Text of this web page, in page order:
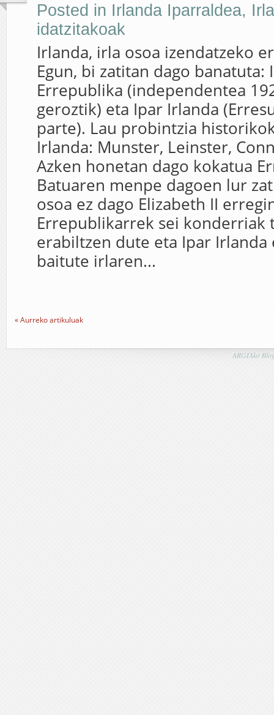
Posted in Irlanda Iparraldea,
idatzitakoak
Irlanda, irla osoa izendatzeko
Egun, bi zatitan dago banatuta:
Errepublika (independentea
geroztik) eta Ipar Irlanda
parte). Lau probintzia
Irlanda: Munster, Leinster,
Azken honetan dago kokatua
Batuaren menpe dagoen lur
osoa ez dago Elizabeth II
Errepublikarrek sei konderriak
erabiltzen dute eta Ipar Irlanda
baitute irlaren...
« Aurreko artikuluak
ARGIAko